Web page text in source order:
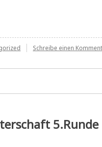
Schreibe einen
5.Runde